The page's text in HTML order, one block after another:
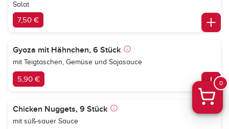
Salat
7,50 €
Gyoza mit Hähnchen, 6 Stück
mit Teigtaschen, Gemüse und Sojasauce
5,90 €
Chicken Nuggets, 9 Stück
mit süß-sauer Sauce
0